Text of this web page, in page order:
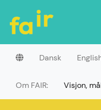
Dansk
Om FAIR: Visjon,